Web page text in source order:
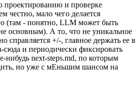
проектированию и проверке
честно, мало чего делается
(там - понятно, LLM может быть
основным). А то, что не уникальное
справляется +/-, главное держать ее в
сюда и периодически фиксировать
нибудь next-steps.md, по которым
но уже с мЕньшим шансом на